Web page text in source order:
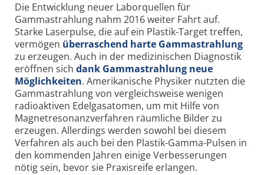
Die Entwicklung neuer Laborquellen für
Gammastrahlung nahm 2016 weiter Fahrt auf.
Starke Laserpulse, die auf ein Plastik-Target treffen,
vermögen überraschend harte Gammastrahlung
zu erzeugen. Auch in der medizinischen Diagnostik
eröffnen sich dank Gammastrahlung neue
Möglichkeiten. Amerikanische Physiker nutzten die
Gammastrahlung von vergleichsweise wenigen
radioaktiven Edelgasatomen, um mit Hilfe von
Magnetresonanzverfahren räumliche Bilder zu
erzeugen. Allerdings werden sowohl bei diesem
Verfahren als auch bei den Plastik-Gamma-Pulsen in
den kommenden Jahren einige Verbesserungen
nötig sein, bevor sie Praxisreife erlangen.